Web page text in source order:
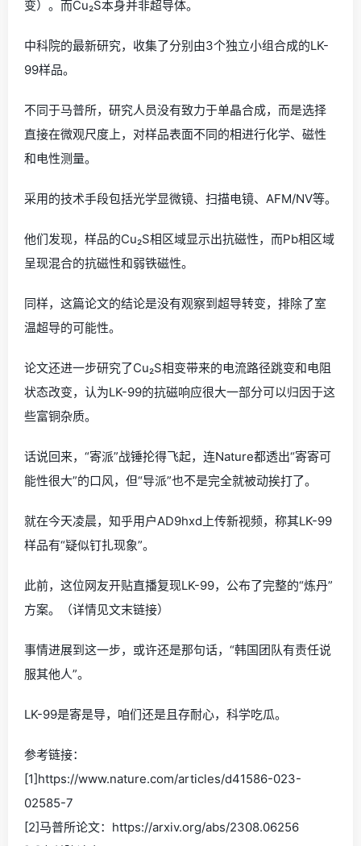
变）。而Cu₂S本身并非超导体。
中科院的最新研究，收集了分别由3个独立小组合成的LK-
99样品。
不同于马普所，研究人员没有致力于单晶合成，而是选择
直接在微观尺度上，对样品表面不同的相进行化学、磁性
和电性测量。
采用的技术手段包括光学显微镜、扫描电镜、AFM/NV等。
他们发现，样品的Cu₂S相区域显示出抗磁性，而Pb相区域
呈现混合的抗磁性和弱铁磁性。
同样，这篇论文的结论是没有观察到超导转变，排除了室
温超导的可能性。
论文还进一步研究了Cu₂S相变带来的电流路径跳变和电阻
状态改变，认为LK-99的抗磁响应很大一部分可以归因于这
些富铜杂质。
话说回来，“寄派”战锤抡得飞起，连Nature都透出“寄寄可
能性很大”的口风，但“导派”也不是完全就被动挨打了。
就在今天凌晨，知乎用户AD9hxd上传新视频，称其LK-99
样品有“疑似钉扎现象”。
此前，这位网友开贴直播复现LK-99，公布了完整的“炼丹”
方案。（详情见文末链接）
事情进展到这一步，或许还是那句话，“韩国团队有责任说
服其他人”。
LK-99是寄是导，咱们还是且存耐心，科学吃瓜。
参考链接：
[1]https://www.nature.com/articles/d41586-023-
02585-7
[2]马普所论文：https://arxiv.org/abs/2308.06256